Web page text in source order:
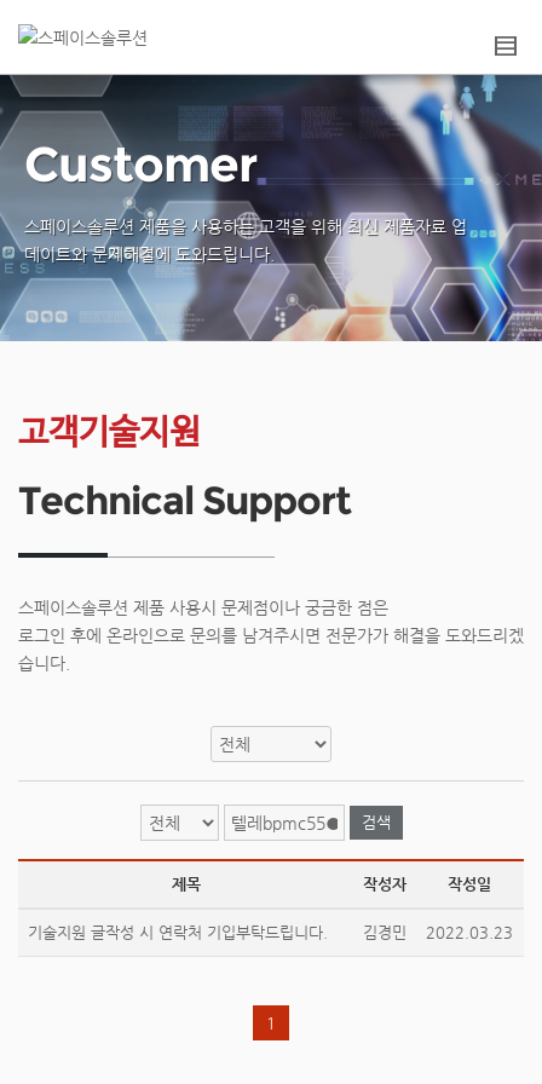
스페이스솔루션 제품을 사용하는 고객을 위해최신 제품자료 업
데이트와 문제해결에 도와드립니다.
Customer
고객기술지원
Technical Support
스페이스솔루션 제품 사용시 문제점이나 궁금한 점은
로그인 후에 온라인으로 문의를 남겨주시면 전문가가 해결을 도와드리겠
습니다.
검색
제목 작성자 작성일
기술지원 글작성 시 연락처 기입부탁드립니다. 김경민 2022.03.23
1